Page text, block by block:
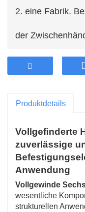
2. eine Fabrik.
der
Preisvorteil.
sorgt für hohe
Haltbarkeit.
4. Unterstützen
5. Bieten Sie
Sales-Service
Produktdetails
Vollgefinderte
zuverlässige
Anwendung
Vollgewinde
wesentliche
strukturellen